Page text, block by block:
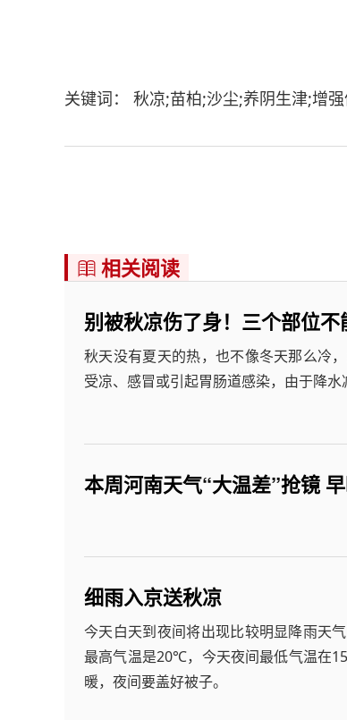
关键词： 秋凉;苗柏;沙尘;养阴生津;增
 相关阅读
别被秋凉伤了身！三个部位
秋天没有夏天的热，也不像冬天那么冷
受凉、感冒或引起胃肠道感染，由于降水
本周河南天气“大温差”抢镜
细雨入京送秋凉
今天白天到夜间将出现比较明显降雨天
最高气温是20℃，今天夜间最低气温在
暖，夜间要盖好被子。